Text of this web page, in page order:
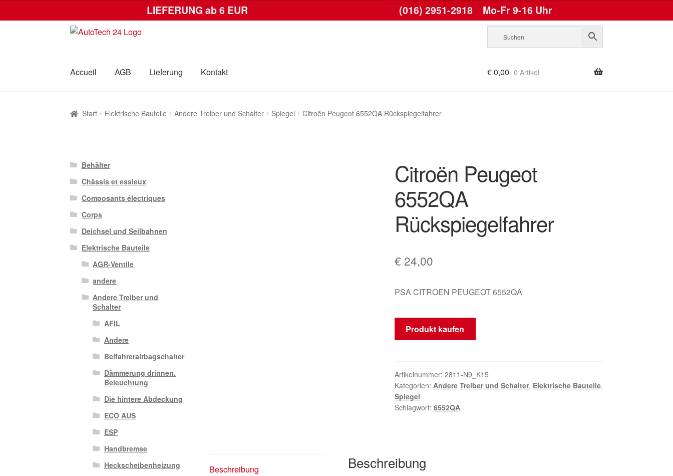
LIEFERUNG ab 6 EUR (016) 2951-2918Mo-Fr 9-16 Uhr
Zur
Zum
Accueil
AGB Lieferung Kontakt €0,00 0 Artikel
Start Elektrische Bauteile Andere Treiber und Schalter Spiegel Citroën Peugeot 6552QA Rückspiegelfahrer
Citroën Peugeot
6552QA
Rückspiegelfahrer
€ 24,00
PSA CITROEN PEUGEOT 6552QA
Produkt kaufen
Artikelnummer: 2811-N9_K15
Kategorien: Andere Treiber und Schalter, Elektrische Bauteile,
Spiegel
Schlagwort: 6552QA
Beschreibung Beschreibung
Behälter
Châssis et essieux
Composants électriques
Corps
Deichsel und Seilbahnen
Elektrische Bauteile
AGR-Ventile
andere
Andere Treiber und
Schalter
AFIL
Andere
Beifahrerairbagschalter
Dämmerung drinnen.
Beleuchtung
Die hintere Abdeckung
ECO AUS
ESP
Handbremse
Heckscheibenheizung